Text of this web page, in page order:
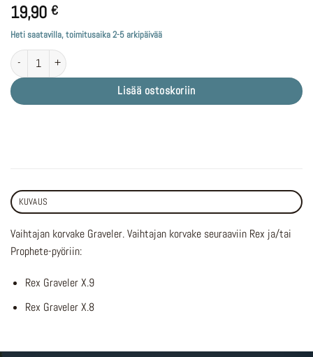
19,90 €
Heti saatavilla, toimitusaika 2-5 arkipäivää
Vaihtajan korvake Graveler määrä
Lisää ostoskoriin
KUVAUS
Vaihtajan korvake Graveler. Vaihtajan korvake seuraaviin Rex ja/tai
Prophete-pyöriin:
Rex Graveler X.9
Rex Graveler X.8